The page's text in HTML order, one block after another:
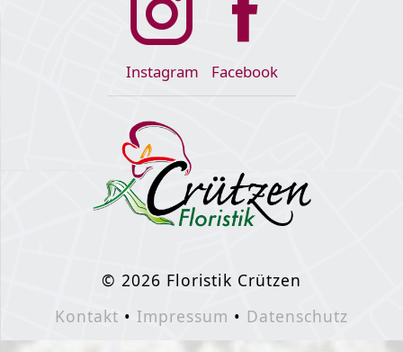
Instagram Facebook
© 2026 Floristik Crützen
Kontakt •Impressum • Datenschutz